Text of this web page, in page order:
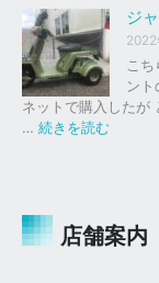
ま
し
た
。
ー
ザ
ク
仕
様
ア
ボ
ッ
ク
ス
ジ
2022
こ
ン
ネットで購入したが
… 続きを読む
Ｘ
店舗案内